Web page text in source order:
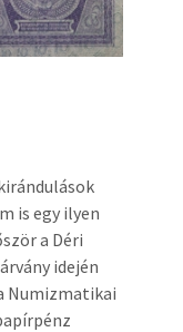
is egy ilyen
a Déri
idején
Numizmatikai